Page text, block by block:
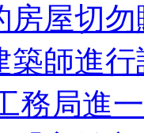
房屋切
築師進
務局進